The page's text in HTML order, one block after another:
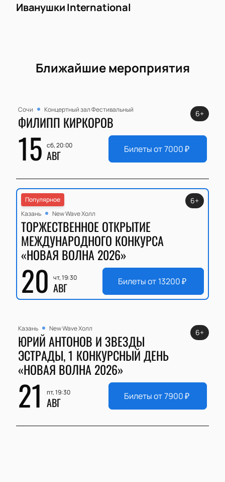
Иванушки International
Ближайшие мероприятия
Сочи Концертный зал Фестивальный
ФИЛИПП КИРКОРОВ
15 сб, 20:00
АВГ
6+
Билеты от7000₽
Популярное
Казань
New Wave Холл
ТОРЖЕСТВЕННОЕ ОТКРЫТИЕ
МЕЖДУНАРОДНОГО КОНКУРСА
«НОВАЯ ВОЛНА 2026»
20 чт, 19:30
АВГ
6+
Билеты от 13200₽
Казань New Wave Холл
ЮРИЙ АНТОНОВ И ЗВЕЗДЫ
ЭСТРАДЫ, 1 КОНКУРСНЫЙ ДЕНЬ
«НОВАЯ ВОЛНА 2026»
21 пт, 19:30
АВГ
6+
Билеты от7900₽